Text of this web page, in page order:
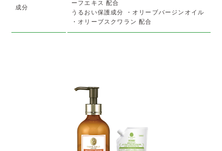
成分
ーフエキス 配合
うるおい保護成分 ・オリーブバージンオイル
・オリーブスクワラン 配合